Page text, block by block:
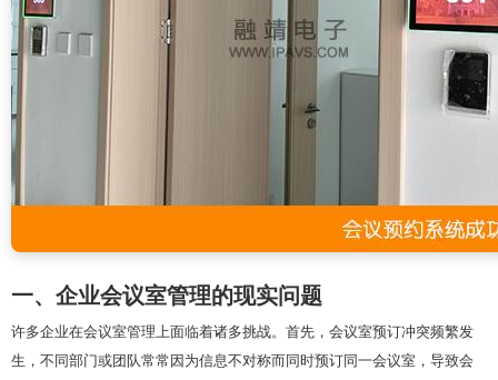
一、企业会议室管理的现实问题
许多企业在会议室管理上面临着诸多挑战。首先，会议室预订冲突频繁发
生，不同部门或团队常常因为信息不对称而同时预订同一会议室，导致会